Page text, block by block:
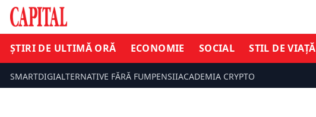
ȘTIRI DE ULTIMĂ ORĂ ECONOMIE SOCIAL STIL DE VIAȚĂ
SMARTDIGIALTERNATIVE FĂRĂ FUMPENSIIACADEMIA CRYPTO